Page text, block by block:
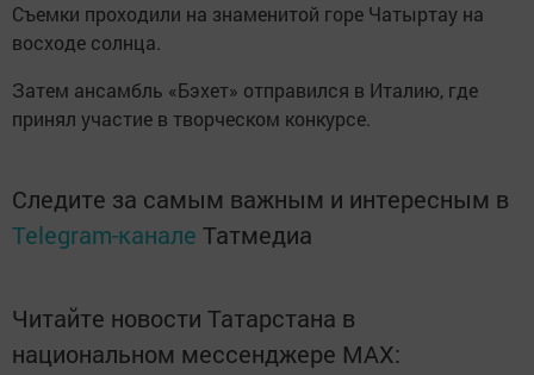
Съемки проходили на знаменитой горе Чатыртay на
восходе солнца.
Затем ансамбль «Бэхет» отправился в Италию, где
принял участие в творческом конкурсе.
Следите за самым важным и интересным в
Telegram-канале Татмедиа
Читайте новости Татарстана в
национальном мессенджере MАХ: